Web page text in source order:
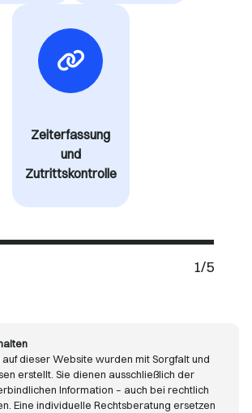
Zeiterfassung
und
Zutrittskontrolle
1/5
dieser Website wurden mit Sorgfalt und
erstellt. Sie dienen ausschließlich der
Information – auch bei rechtlich
Eine individuelle Rechtsberatung ersetzen